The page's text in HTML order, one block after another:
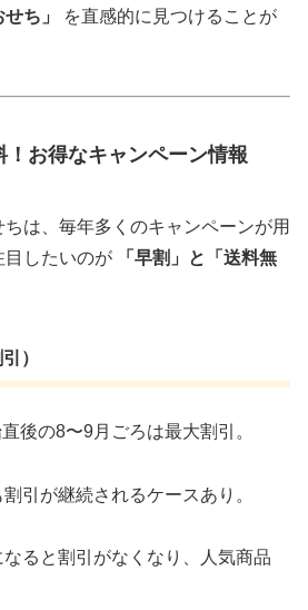
ち」
を直感的に見つけることが
お得なキャンペーン情報
は、毎年多くのキャンペーンが用
目したいのが
「早割」と「送料無
）
直後の8〜9月ごろは最大割引。
割引が継続されるケースあり。
なると割引がなくなり、人気商品